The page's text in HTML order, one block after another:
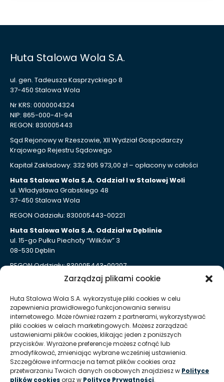
Zarządzaj plikami cookie
Huta Stalowa Wola S.A. wykorzystuje pliki cookies w celu
zapewnienia prawidłowego funkcjonowania serwisu
internetowego. Może również razem z partnerami, wykorzystywać
pliki cookies w celach marketingowych. Możesz zarządzać
ustawieniami plików cookies, klikając jeden z poniższych
przycisków. Wyrażone preferencje możesz cofnąć lub
zmodyfikować, zmieniając wybrane wcześniej ustawienia.
Szczegółowe informacje na temat plików cookies oraz
przetwarzaniu Twoich danych osobowych znajdziesz w Polityce
plików cookiesoraz w Polityce Prywatności.
Huta Stalowa Wola S.A.
ul. gen. Tadeusza Kasprzyckiego 8
37-450 Stalowa Wola
Nr KRS: 0000004324
NIP: 865-000-41-94
REGON: 830005443
Sąd Rejonowy w Rzeszowie, XII Wydział Gospodarczy
Krajowego Rejestru Sądowego
Kapitał Zakładowy: 332 905 973,00 zł – opłacony w całości
Huta Stalowa Wola S.A. Oddział I w Stalowej Woli
ul. Władysława Grabskiego 48
37-450 Stalowa Wola
REGON Oddziału: 830005443-00221
Huta Stalowa Wola S.A. Oddział w Dęblinie
ul. 15-go Pułku Piechoty “Wilków” 3
08-530 Dęblin
REGON Oddziału: 830005443-00207
Huta Stalowa Wola S.A. Oddział Autosan w Sanoku
38-500 Sanok
REGON Oddziału 830005443-00214
Kontakt dla mediów
T:+48 (15) 813 51 38